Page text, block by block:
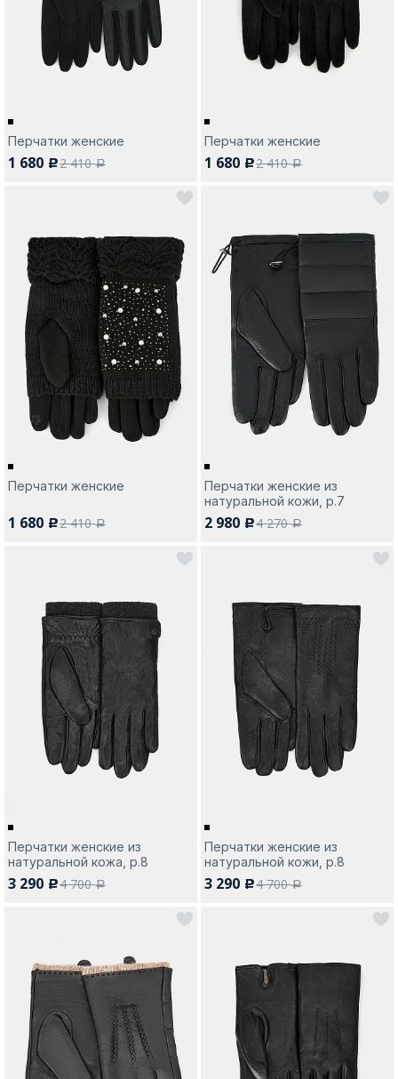
Да, все верно Изменить город
Покупателям
Перчатки женские
1 680 c2 410a
Перчатки женские
1 680 c2 410a
Перчатки женские
1 680 c2 410a
Перчатки женские из
натуральной кожи, р.7
2 980 c4 270a
Перчатки женские из
натуральной кожа, р.8
3 290 c4 700a
Перчатки женские из
натуральной кожи, р.8
3 290 c4 700a